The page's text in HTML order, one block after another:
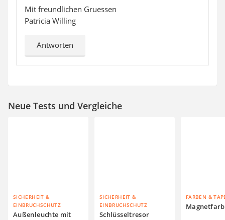
Mit freundlichen Gruessen
Patricia Willing
Antworten
Neue Tests und Vergleiche
SICHERHEIT &
EINBRUCHSCHUTZ
Außenleuchte mit
SICHERHEIT &
EINBRUCHSCHUTZ
Schlüsseltresor
FARBEN &